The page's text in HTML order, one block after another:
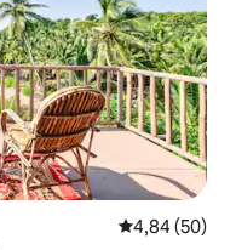
4,84 de uma
4,84 (50)